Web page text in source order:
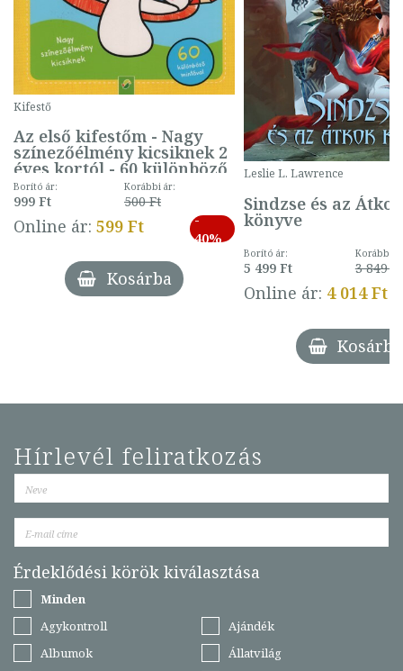
Kifestő
Az első kifestőm - Nagy
színezőélmény kicsiknek 2
éves kortól - 60 különböző
mintával (gombás)
Borító ár:
999 Ft
Korábbi ár:
500 Ft
Online ár: 599 Ft
-
40%
Kosárba
Leslie L. Lawrence
Sindzse és az Átkok
könyve
Borító ár:
5 499 Ft
Korábbi
3 849 Ft
Online ár: 4 014 Ft
Kosárba
Hírlevél feliratkozás
Érdeklődési körök kiválasztása
Minden
Agykontroll
Ajándék
Albumok
Állatvilág